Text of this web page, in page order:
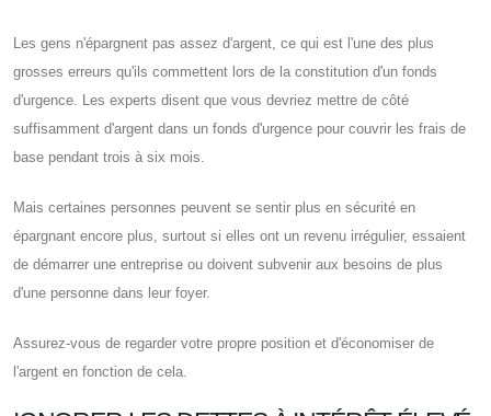
Les gens n'épargnent pas assez d'argent, ce qui est l'une des plus
grosses erreurs qu'ils commettent lors de la constitution d'un fonds
d'urgence. Les experts disent que vous devriez mettre de côté
suffisamment d'argent dans un fonds d'urgence pour couvrir les frais de
base pendant trois à six mois.
Mais certaines personnes peuvent se sentir plus en sécurité en
épargnant encore plus, surtout si elles ont un revenu irrégulier, essaient
de démarrer une entreprise ou doivent subvenir aux besoins de plus
d'une personne dans leur foyer.
Assurez-vous de regarder votre propre position et d'économiser de
l'argent en fonction de cela.